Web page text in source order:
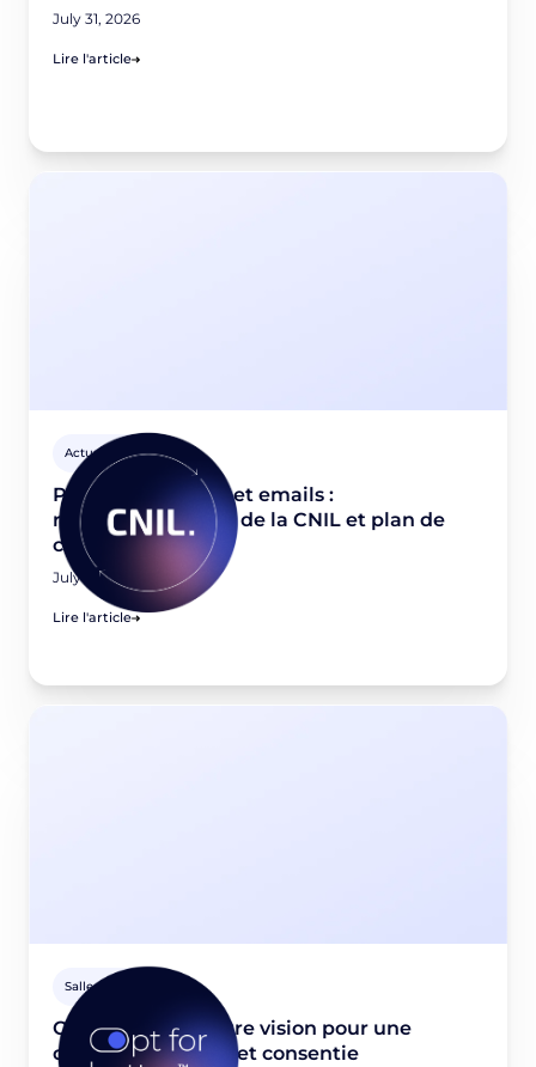
July 31, 2026
Lire l'article
Actus Privacy
Pixels de tracking et emails :
recommandations de la CNIL et plan de
conformité
July 21, 2026
Lire l'article
Salle de presse
Opt for better: Notre vision pour une
donnée first-party et consentie